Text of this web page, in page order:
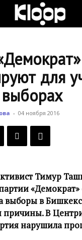
для
- 04 ноября 2016
Тимур
«Демократ»
выборы в
причины. В
нарушила